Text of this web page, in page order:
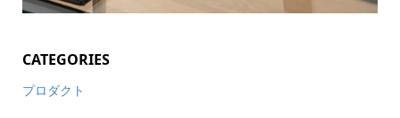
CATEGORIES
プロダクト